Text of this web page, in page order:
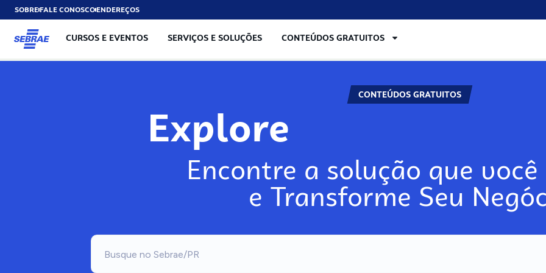
SOBREFALE CONOSCOENDEREÇOS
CURSOS E EVENTOS SERVIÇOS E SOLUÇÕES CONTEÚDOS GRATUITOS
CONTEÚDOS GRATUITOS
Explore
Encontre a solução que você
e Transforme Seu